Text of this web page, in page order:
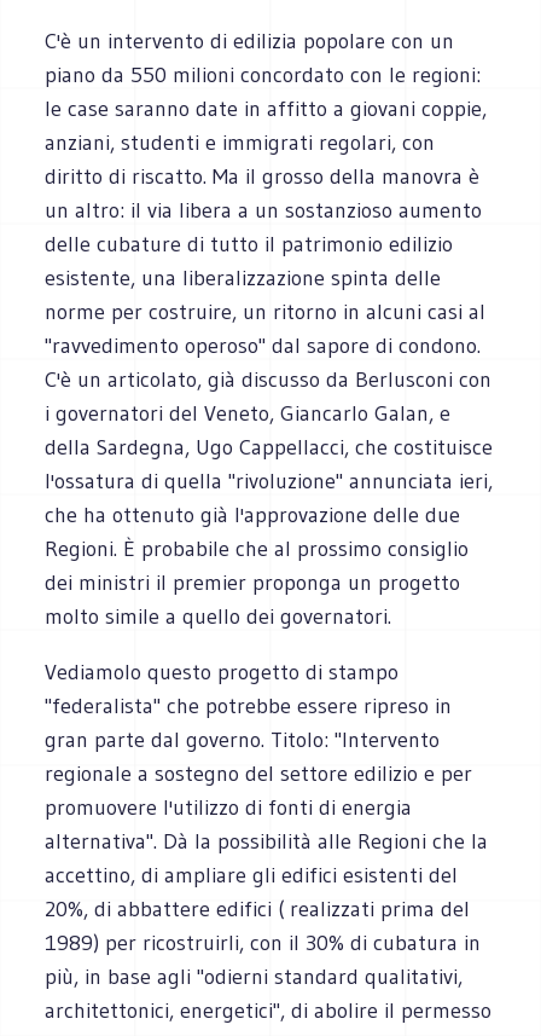
C'è un intervento di edilizia popolare con un
piano da 550 milioni concordato con le regioni:
le case saranno date in affitto a giovani coppie,
anziani, studenti e immigrati regolari, con
diritto di riscatto. Ma il grosso della manovra è
un altro: il via libera a un sostanzioso aumento
delle cubature di tutto il patrimonio edilizio
esistente, una liberalizzazione spinta delle
norme per costruire, un ritorno in alcuni casi al
"ravvedimento operoso" dal sapore di condono.
C'è un articolato, già discusso da Berlusconi con
i governatori del Veneto, Giancarlo Galan, e
della Sardegna, Ugo Cappellacci, che costituisce
l'ossatura di quella "rivoluzione" annunciata ieri,
che ha ottenuto già l'approvazione delle due
Regioni. È probabile che al prossimo consiglio
dei ministri il premier proponga un progetto
molto simile a quello dei governatori.
Vediamolo questo progetto di stampo
"federalista" che potrebbe essere ripreso in
gran parte dal governo. Titolo: "Intervento
regionale a sostegno del settore edilizio e per
promuovere l'utilizzo di fonti di energia
alternativa". Dà la possibilità alle Regioni che la
accettino, di ampliare gli edifici esistenti del
20%, di abbattere edifici ( realizzati prima del
1989) per ricostruirli, con il 30% di cubatura in
più, in base agli "odierni standard qualitativi,
architettonici, energetici", di abolire il permesso